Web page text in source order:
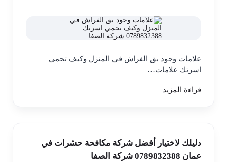
علامات وجود بق الفراش في المنزل وكيف تحمي
اسرتك علامات…
قراءة المزيد
دليلك لاختيار أفضل شركة مكافحة حشرات في
عمان 0789832388 شركة الصفا